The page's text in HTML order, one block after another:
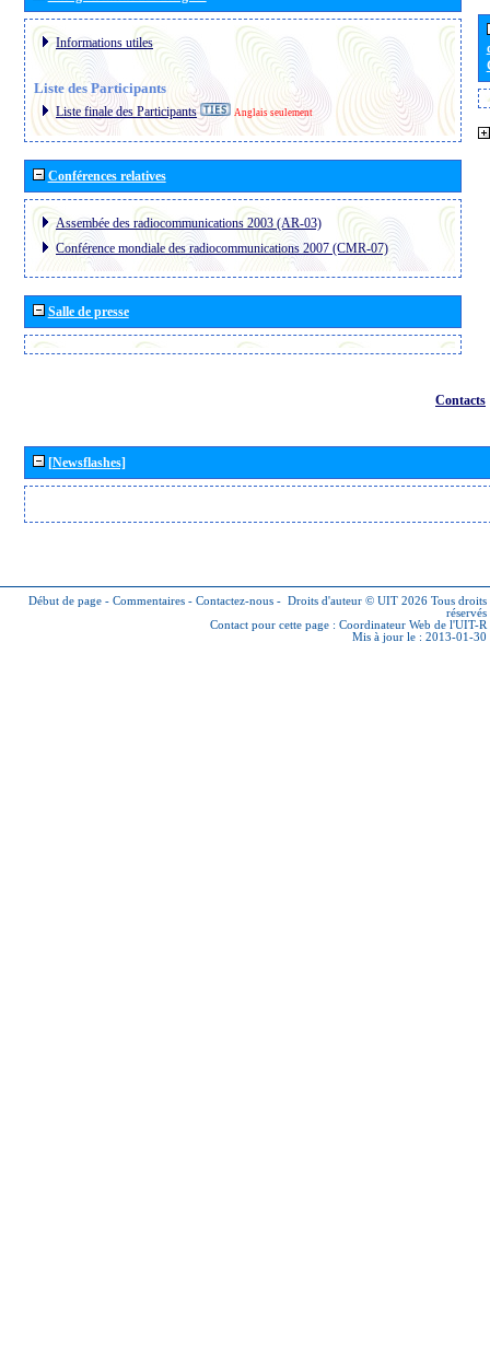
Informations utiles
Liste des Participants
Liste finale des Participants Anglais seulement
Conférences relatives
Assembée des radiocommunications 2003 (AR-03)
Conférence mondiale des radiocommunications 2007 (CMR-07)
Salle de presse
Contacts
[Newsflashes]
Début de page - Commentaires - Contactez-nous - Droits d'auteur © UIT 2026 Tous droits
réservés
Contact pour cette page : Coordinateur Web de l'UIT-R
Mis à jour le : 2013-01-30